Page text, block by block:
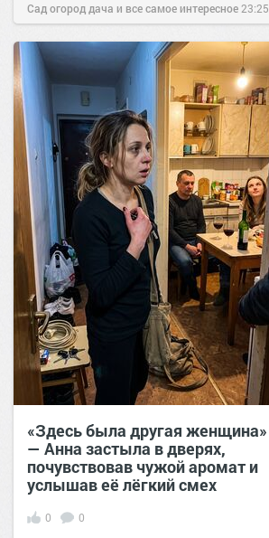
Сад огород дача и все самое интересное 23:25
26 май 2016
«Здесь была другая женщина»
— Анна застыла в дверях,
почувствовав чужой аромат и
услышав её лёгкий смех
0 0